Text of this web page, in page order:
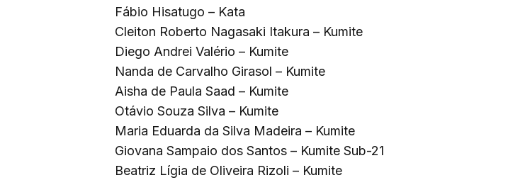
Fábio Hisatugo – Kata
Cleiton Roberto Nagasaki Itakura – Kumite
Diego Andrei Valério – Kumite
Nanda de Carvalho Girasol – Kumite
Aisha de Paula Saad – Kumite
Otávio Souza Silva – Kumite
Maria Eduarda da Silva Madeira – Kumite
Giovana Sampaio dos Santos – Kumite Sub-21
Beatriz Lígia de Oliveira Rizoli – Kumite